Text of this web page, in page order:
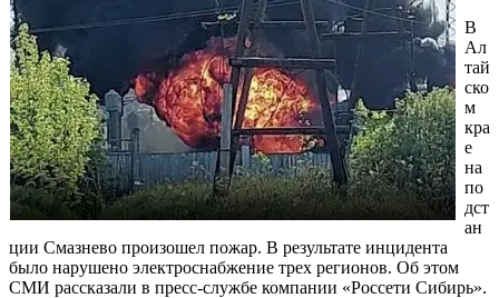
В
Ал
тай
ско
м
кра
е
на
по
дст
ан
ции Смазнево произошел пожар. В результате инцидента
было нарушено электроснабжение трех регионов. Об этом
СМИ рассказали в пресс-службе компании «Россети Сибирь».